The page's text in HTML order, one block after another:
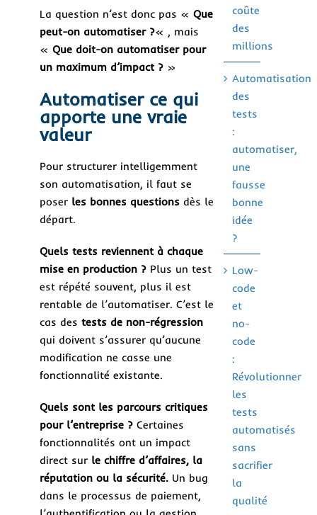
La question n’est donc pas « Que
peut-on automatiser ?« , mais
« Que doit-on automatiser pour
un maximum d’impact ?»
Automatiser ce qui
apporte une vraie
valeur
Pour structurer intelligemment
son automatisation, il faut se
poser les bonnes questionsdès le
départ.
Quels tests reviennent à chaque
mise en production ?Plus un test
est répété souvent, plus il est
rentable de l’automatiser. C’est le
cas des tests de non-régression
qui doivent s’assurer qu’aucune
modification ne casse une
fonctionnalité existante.
Quels sont les parcours critiques
pour l’entreprise ? Certaines
fonctionnalités ont un impact
direct sur le chiffre d’affaires, la
réputation ou la sécurité.Un bug
dans le processus de paiement,
coûte
des
millions
Automatisation
des
tests
:
automatiser,
une
fausse
bonne
idée
?
Low-
code
et
no-
code
:
Révolutionner
les
tests
automatisés
sans
sacrifier
la
qualité